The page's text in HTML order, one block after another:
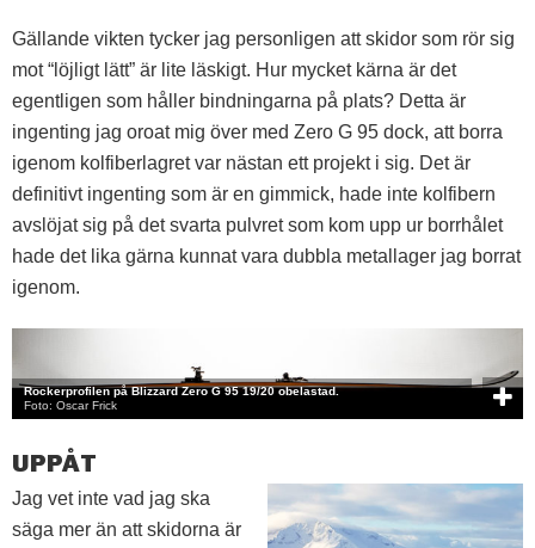
Gällande vikten tycker jag personligen att skidor som rör sig
mot “löjligt lätt” är lite läskigt. Hur mycket kärna är det
egentligen som håller bindningarna på plats? Detta är
ingenting jag oroat mig över med Zero G 95 dock, att borra
igenom kolfiberlagret var nästan ett projekt i sig. Det är
definitivt ingenting som är en gimmick, hade inte kolfibern
avslöjat sig på det svarta pulvret som kom upp ur borrhålet
hade det lika gärna kunnat vara dubbla metallager jag borrat
igenom.
Rockerprofilen på Blizzard Zero G 95 19/20 obelastad.
Foto: Oscar Frick
UPPÅT
Jag vet inte vad jag ska
säga mer än att skidorna är